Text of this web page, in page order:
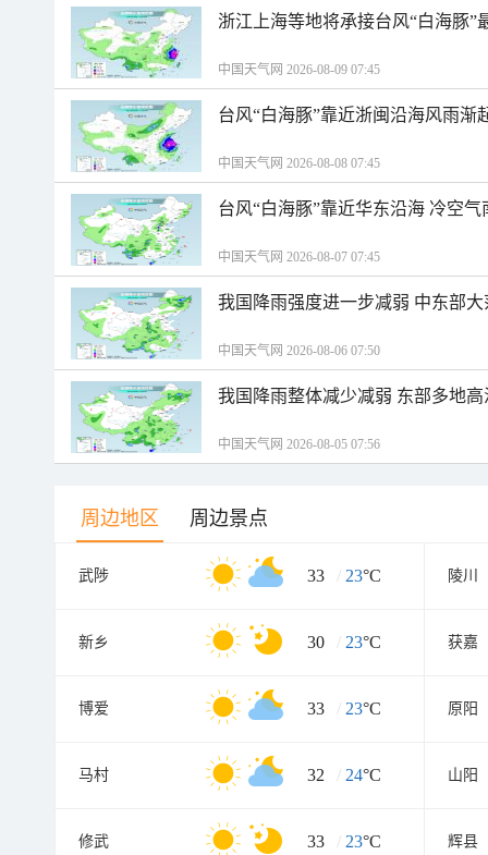
浙江上海等地将承接台风“白海豚”
中国天气网 2026-08-09 07:45
台风“白海豚”靠近浙闽沿海风雨渐
中国天气网 2026-08-08 07:45
台风“白海豚”靠近华东沿海 冷空
中国天气网 2026-08-07 07:45
我国降雨强度进一步减弱 中东部
中国天气网 2026-08-06 07:50
我国降雨整体减少减弱 东部多地
中国天气网 2026-08-05 07:56
周边地区 周边景点
武陟 33 / 23°C 陵川
新乡 30 / 23°C 获嘉
博爱 33 / 23°C 原阳
马村 32 / 24°C 山阳
修武 33 / 23°C 辉县